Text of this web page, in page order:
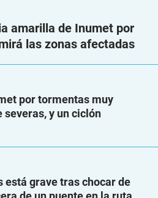
amarilla de Inumet por
las zonas afectadas
por tormentas muy
y un ciclón
está grave tras chocar de